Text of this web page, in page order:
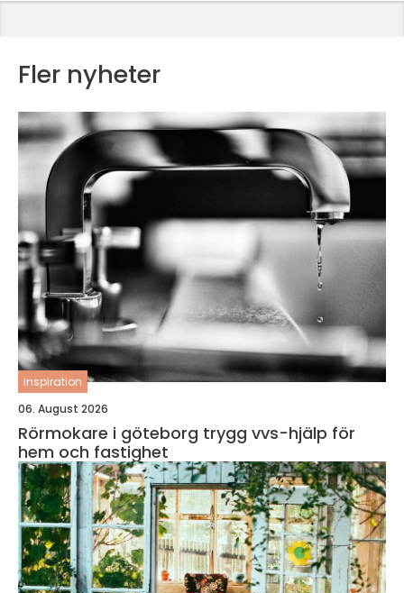
Fler nyheter
inspiration
06. August 2026
Rörmokare i göteborg trygg vvs-hjälp för
hem och fastighet